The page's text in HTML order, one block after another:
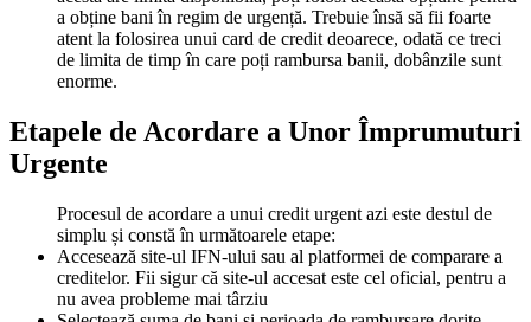
a obține bani în regim de urgență. Trebuie însă să fii foarte
atent la folosirea unui card de credit deoarece, odată ce treci
de limita de timp în care poți rambursa banii, dobânzile sunt
enorme.
Etapele de Acordare a Unor Împrumuturi
Urgente
Procesul de acordare a unui credit urgent azi este destul de
simplu și constă în următoarele etape:
Accesează site-ul IFN-ului sau al platformei de comparare a
creditelor. Fii sigur că site-ul accesat este cel oficial, pentru a
nu avea probleme mai târziu